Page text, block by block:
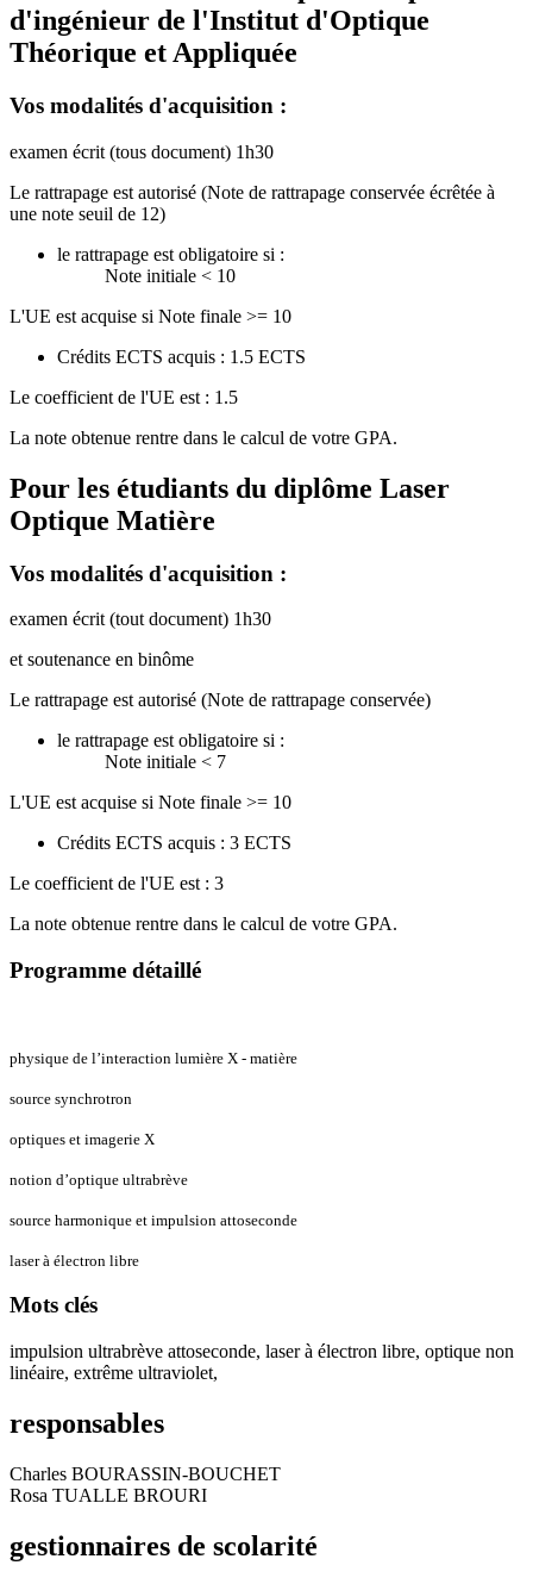
d'ingénieur de l'Institut d'Optique
Théorique et Appliquée
Vos modalités d'acquisition :
examen écrit (tous document) 1h30
Le rattrapage est autorisé (Note de rattrapage conservée écrêtée à
une note seuil de 12)
le rattrapage est obligatoire si :
Note initiale < 10
L'UE est acquise si Note finale >= 10
Crédits ECTS acquis : 1.5 ECTS
Le coefficient de l'UE est : 1.5
La note obtenue rentre dans le calcul de votre GPA.
Pour les étudiants du diplôme Laser
Optique Matière
Vos modalités d'acquisition :
examen écrit (tout document) 1h30
et soutenance en binôme
Le rattrapage est autorisé (Note de rattrapage conservée)
le rattrapage est obligatoire si :
Note initiale < 7
L'UE est acquise si Note finale >= 10
Crédits ECTS acquis : 3 ECTS
Le coefficient de l'UE est : 3
La note obtenue rentre dans le calcul de votre GPA.
Programme détaillé
physique de l’interaction lumière X - matière
source synchrotron
optiques et imagerie X
notion d’optique ultrabrève
source harmonique et impulsion attoseconde
laser à électron libre
Mots clés
impulsion ultrabrève attoseconde, laser à électron libre, optique non
linéaire, extrême ultraviolet,
responsables
Charles BOURASSIN-BOUCHET
Rosa TUALLE BROURI
gestionnaires de scolarité